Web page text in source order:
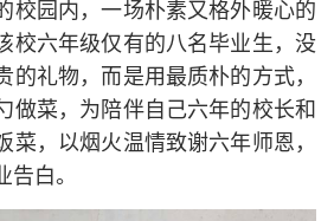
校园内，一场朴素又格外暖心的
校六年级仅有的八名毕业生，没
的礼物，而是用最质朴的方式，
做菜，为陪伴自己六年的校长和
菜，以烟火温情致谢六年师恩，
告白。